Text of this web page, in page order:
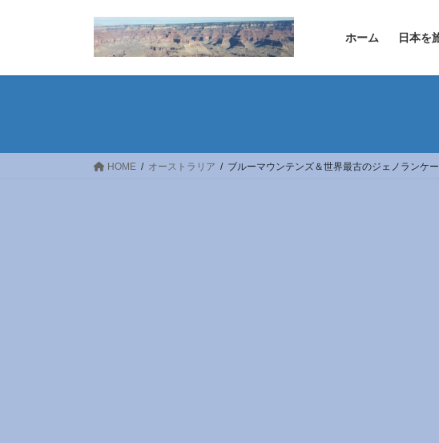
ホーム 日本を
HOME オーストラリア ブルーマウンテンズ＆世界最古のジェノランケ